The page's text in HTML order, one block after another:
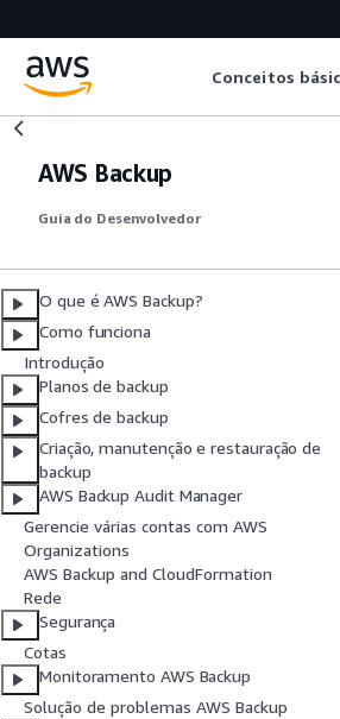
Conceitos
AWS Backup
Guia do Desenvolvedor
O que é AWS Backup?
Como funciona
Introdução
Planos de backup
Cofres de backup
Criação, manutenção e restauração de
backup
AWS Backup Audit Manager
Gerencie várias contas com AWS
Organizations
AWS Backup and CloudFormation
Rede
Segurança
Cotas
Monitoramento AWS Backup
Solução de problemas AWS Backup